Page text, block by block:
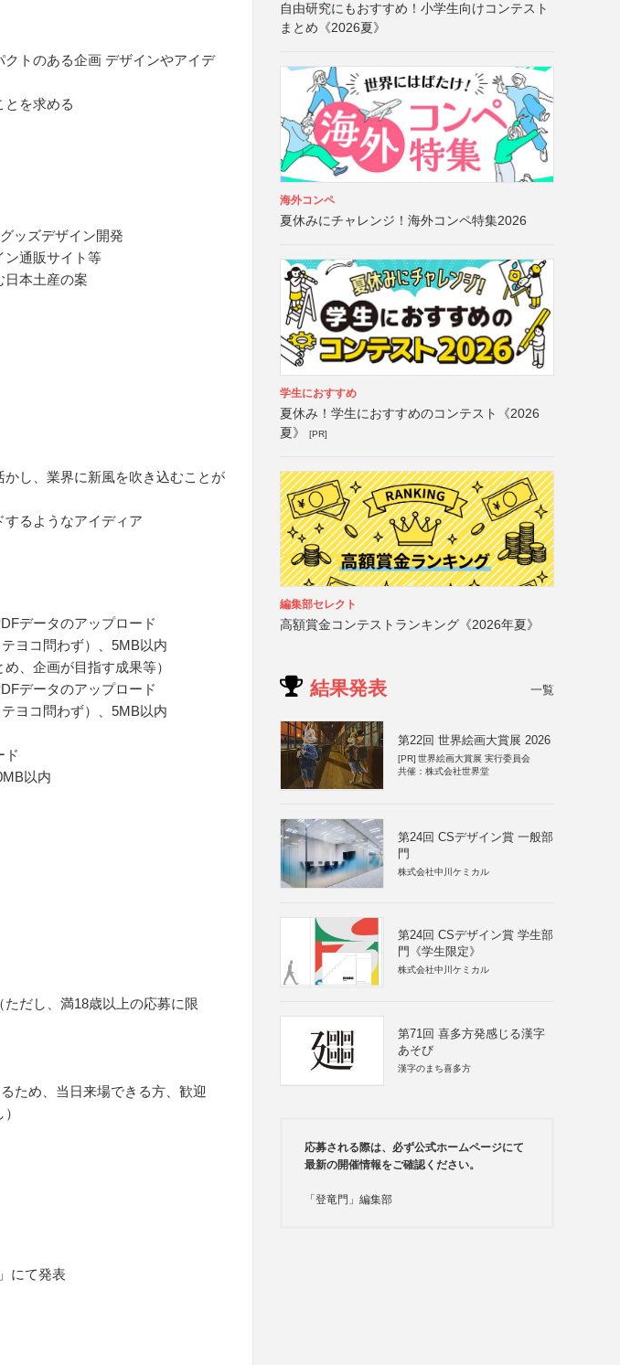
トのある企画 デザインやアイデ
とを求める
ッズデザイン開発
ン通販サイト等
日本土産の案
し、業界に新風を吹き込むことが
るようなアイディア
データのアップロード
ヨコ問わず）、5MB以内
、企画が目指す成果等）
データのアップロード
ヨコ問わず）、5MB以内
ド
以内
だし、満18歳以上の応募に限
ため、当日来場できる方、歓迎
にて発表
自由研究にもおすすめ！小学生向けコンテスト
まとめ《2026夏》
海外コンペ
夏休みにチャレンジ！海外コンペ特集2026
学生におすすめ
夏休み！学生におすすめのコンテスト《2026
夏》
[PR]
編集部セレクト
高額賞金コンテストランキング《2026年夏》
結果発表 一覧
第22回 世界絵画大賞展 2026
[PR] 世界絵画大賞展 実行委員会
共催：株式会社世界堂
第24回 CSデザイン賞 一般部
門
株式会社中川ケミカル
第24回 CSデザイン賞 学生部
門《学生限定》
株式会社中川ケミカル
第71回 喜多方発感じる漢字
あそび
漢字のまち喜多方
応募される際は、必ず公式ホームページにて
最新の開催情報をご確認ください。
「登竜門」編集部